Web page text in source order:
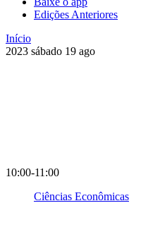
Edições Anteriores
Início
2023 sábado 19 ago
10:00-11:00
Ciências Econômicas